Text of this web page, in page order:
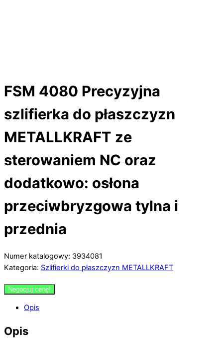
FSM 4080 Precyzyjna
szlifierka do płaszczyzn
METALLKRAFT ze
sterowaniem NC oraz
dodatkowo: osłona
przeciwbryzgowa tylna i
przednia
Numer katalogowy: 3934081
Kategoria: Szlifierki do płaszczyzn METALLKRAFT
Negocjuj cenę!
Opis
Opis